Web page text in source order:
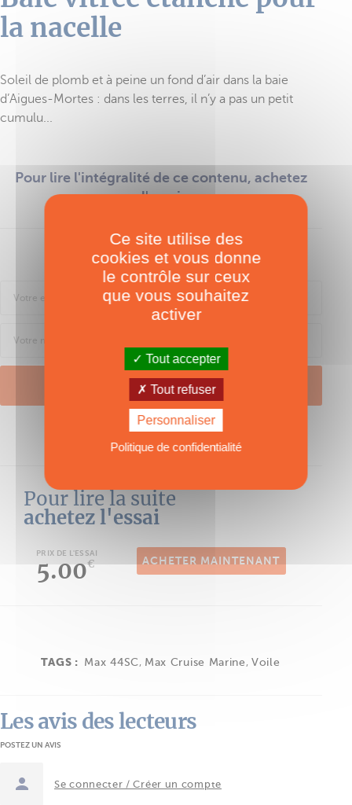
la nacelle
Soleil de plomb et à peine un fond d’air dans la baie
d’Aigues-Mortes : dans les terres, il n’y a pas un petit
cumulu...
Pour lire l'intégralité de ce contenu, achetez
l'essai
Se connecter
SE CONNECTER
Pour lire la suite
achetez l'essai
PRIX DE L'ESSAI
5.00€ ACHETER MAINTENANT
TAGS : Max 44SC, Max Cruise Marine , Voile
Les avis des lecteurs
POSTEZ UN AVIS
Se connecter / Créer un compte
Ce site utilise des
cookies et vous donne
le contrôle sur ceux
que vous souhaitez
activer
Tout accepter
Tout refuser
Personnaliser
Politique de confidentialité